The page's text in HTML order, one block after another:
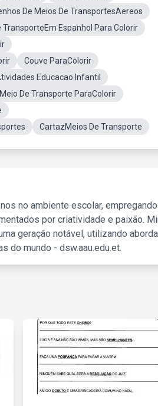
De Meios De TransportesAereos
TransporteEm Espanhol Para Colorir
Couve ParaColorir
Educacao Infantil
Meio De Transporte ParaColorir
CartazMeios De Transporte
no ambiente escolar, empregando
por criatividade e paixão.
geração notável, utilizando
do mundo - dsw.aau.edu.et.